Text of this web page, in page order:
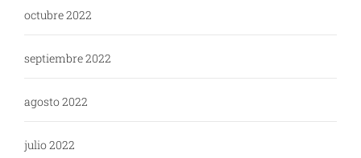
octubre 2022
septiembre 2022
agosto 2022
julio 2022